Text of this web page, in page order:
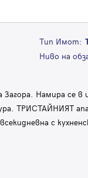
Тип Имот:
Ниво на
Намира се в
ТРИСТАЙНИЯТ
с